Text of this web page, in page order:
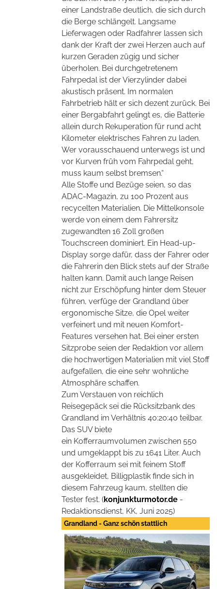
einer Landstraße deutlich, die sich durch
die Berge schlängelt. Langsame
Lieferwagen oder Radfahrer lassen sich
dank der Kraft der zwei Herzen auch auf
kurzen Geraden zügig und sicher
überholen. Bei durchgetretenem
Fahrpedal ist der Vierzylinder dabei
akustisch präsent. Im normalen
Fahrbetrieb hält er sich dezent zurück. Bei
einer Bergabfahrt gelingt es, die Batterie
allein durch Rekuperation für rund acht
Kilometer elektrisches Fahren zu laden.
Wer vorausschauend unterwegs ist und
vor Kurven früh vom Fahrpedal geht,
muss kaum selbst bremsen.“
Alle Stoffe und Bezüge seien, so das
ADAC-Magazin, zu 100 Prozent aus
recycelten Materialien. Die Mittelkonsole
werde von einem dem Fahrersitz
zugewandten 16 Zoll großen
Touchscreen dominiert. Ein Head-up-
Display sorge dafür, dass der Fahrer oder
die Fahrerin den Blick stets auf der Straße
halten kann. Damit auch lange Reisen
nicht zur Erschöpfung hinter dem Steuer
führen, verfüge der Grandland über
ergonomische Sitze, die Opel weiter
verfeinert und mit neuen Komfort-
Features versehen hat. Bei einer ersten
Sitzprobe seien der Redaktion vor allem
die hochwertigen Materialien mit viel Stoff
aufgefallen, die eine sehr wohnliche
Atmosphäre schaffen.
Zum Verstauen von reichlich
Reisegepäck sei die Rücksitzbank des
Grandland im Verhältnis 40:20:40 teilbar.
Das SUV biete
ein Kofferraumvolumen zwischen 550
und umgeklappt bis zu 1641 Liter. Auch
der Kofferraum sei mit feinem Stoff
ausgekleidet, Billigplastik finde sich in
diesem Fahrzeug kaum, stellten die
Tester fest. (konjunkturmotor.de -
Redaktionsdienst, KK, Juni 2025)
Grandland - Ganz schön stattlich